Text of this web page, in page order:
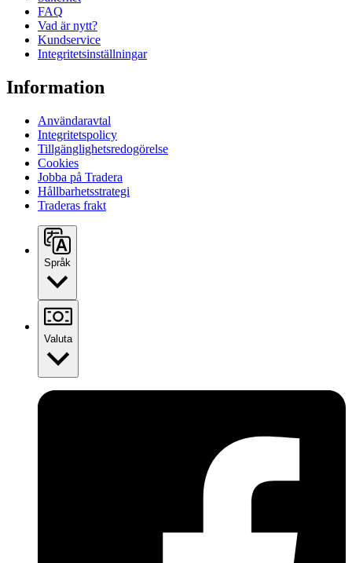
FAQ
Vad är nytt?
Kundservice
Integritetsinställningar
Information
Användaravtal
Integritetspolicy
Tillgänglighetsredogörelse
Cookies
Jobba på Tradera
Hållbarhetsstrategi
Traderas frakt
Språk
Valuta